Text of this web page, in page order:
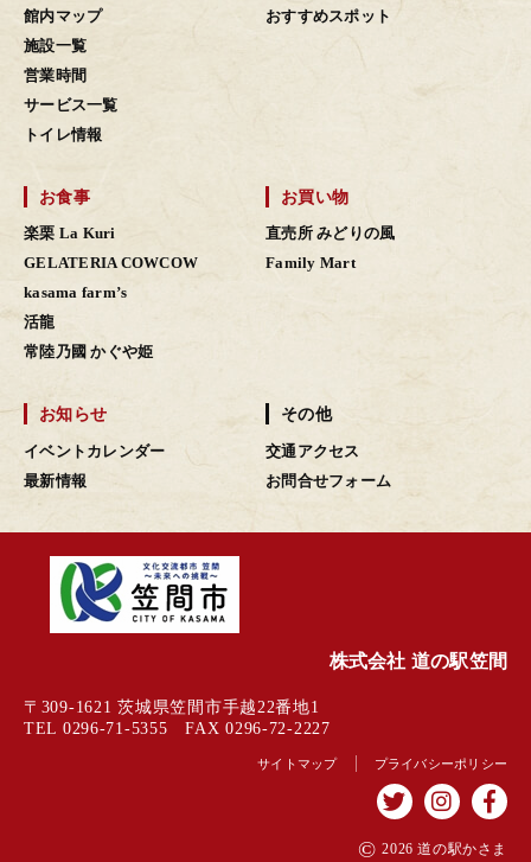
館内マップ
施設一覧
営業時間
サービス一覧
トイレ情報
おすすめスポット
お食事
楽栗 La Kuri
GELATERIA COWCOW
kasama farm’s
活龍
常陸乃國 かぐや姫
お買い物
直売所 みどりの風
Family Mart
お知らせ
イベントカレンダー
最新情報
その他
交通アクセス
お問合せフォーム
株式会社 道の駅笠間
〒309-1621 茨城県笠間市手越22番地1
TEL 0296-71-5355 FAX 0296-72-2227
サイトマップ プライバシーポリシー
© 2026 道の駅かさま